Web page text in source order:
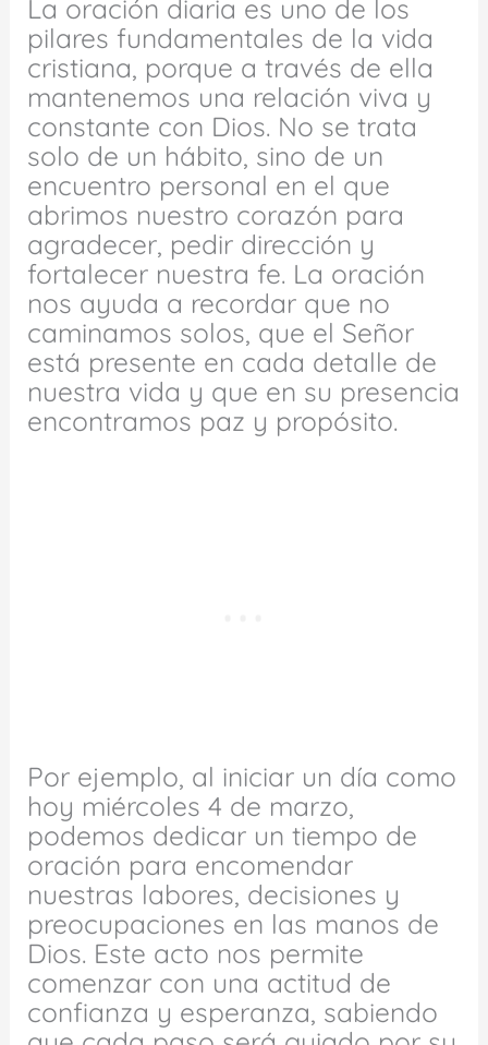
La oración diaria es uno de los
pilares fundamentales de la vida
cristiana, porque a través de ella
mantenemos una relación viva y
constante con Dios. No se trata
solo de un hábito, sino de un
encuentro personal en el que
abrimos nuestro corazón para
agradecer, pedir dirección y
fortalecer nuestra fe. La oración
nos ayuda a recordar que no
caminamos solos, que el Señor
está presente en cada detalle de
nuestra vida y que en su presencia
encontramos paz y propósito.
Por ejemplo, al iniciar un día como
hoy miércoles 4 de marzo,
podemos dedicar un tiempo de
oración para encomendar
nuestras labores, decisiones y
preocupaciones en las manos de
Dios. Este acto nos permite
comenzar con una actitud de
confianza y esperanza, sabiendo